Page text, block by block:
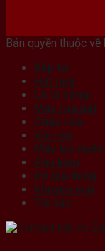
Bản quyền thuộc về
Bếp từ
Hút mùi
Lò vi sóng
Máy rửa bát
Chậu rửa
Vòi rửa
Máy lọc nước
Phụ kiện
Đồ gia dụng
Khuyến mãi
Tin tức